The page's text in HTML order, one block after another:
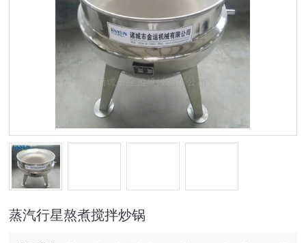
蒸汽行星熬煮搅拌炒锅